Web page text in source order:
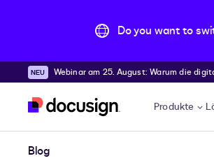
Do you want to
Überspringen und weiter zum Hauptinhalt
Webinar am 25. August: Warum die
Produkte
Blog